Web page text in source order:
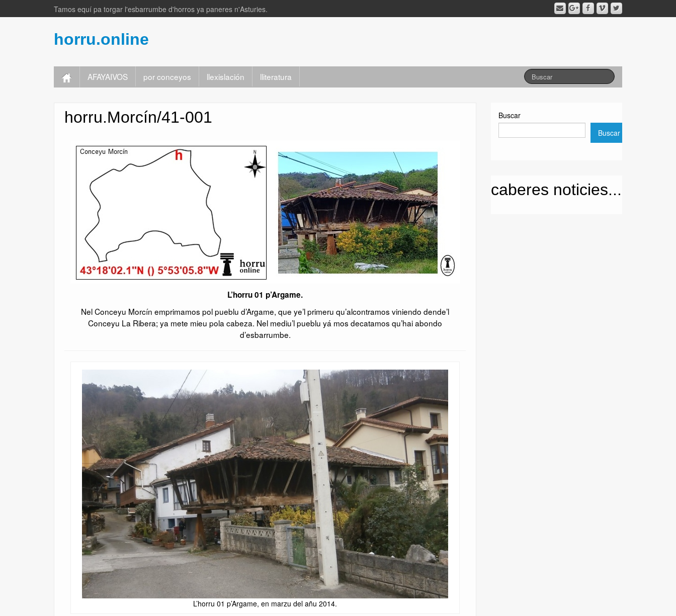
Tamos equí pa torgar l'esbarrumbe d'horros ya paneres n'Asturies.
horru.online
AFAYAIVOS por conceyos llexislación lliteratura
horru.Morcín/41-001
L’horru 01 p’Argame.
Nel Conceyu Morcín emprimamos pol pueblu d’Argame, que ye’l primeru qu’alcontramos viniendo dende’l
Conceyu La Ribera; ya mete mieu pola cabeza. Nel mediu’l pueblu yá mos decatamos qu’hai abondo
d’esbarrumbe.
L’horru 01 p’Argame, en marzu del añu 2014.
Buscar
Buscar
caberes noticies...